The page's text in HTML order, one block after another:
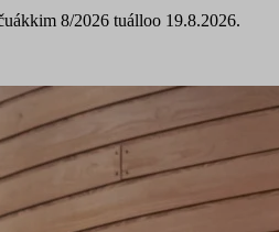
8/2026 tuálloo 19.8.2026.